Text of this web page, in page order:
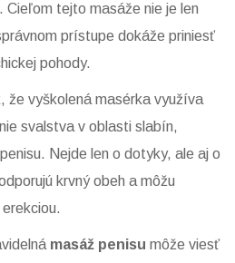
Cieľom tejto masáže nie je len
prístupe dokáže priniesť
pohody.
že vyškolená masérka využíva
svalstva v oblasti slabín,
Nejde len o dotyky, ale aj o
krvný obeh a môžu
masáž penisu môže viesť